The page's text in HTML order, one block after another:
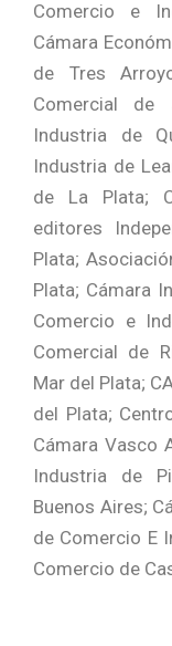
Comercio e
Cámara
de Tres
Comercial de
Industria de
Industria de
de La Plata;
editores
Plata;
Plata; Cámara
Comercio e
Comercial de
Mar del Plata;
del Plata;
Cámara Vasco
Industria de
Buenos Aires;
de Comercio E
Comercio de